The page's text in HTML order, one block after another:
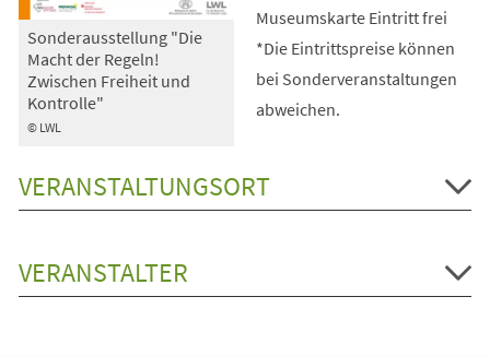
© LWL
Sonderausstellung "Die
Macht der Regeln!
Zwischen Freiheit und
Kontrolle"
Museumskarte Eintritt frei
*Die Eintrittspreise können
bei Sonderveranstaltungen
abweichen.
VERANSTALTUNGSORT
VERANSTALTER